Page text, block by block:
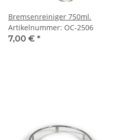
Bremsenreiniger 750ml.
Artikelnummer: OC-2506
7,00 € *